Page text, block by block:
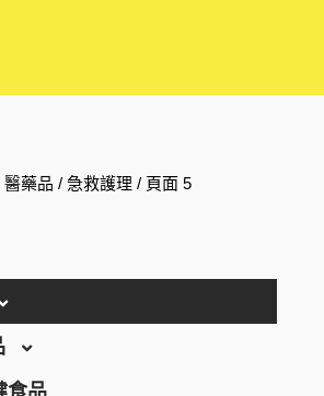
醫藥品 /急救護理 / 頁面 5